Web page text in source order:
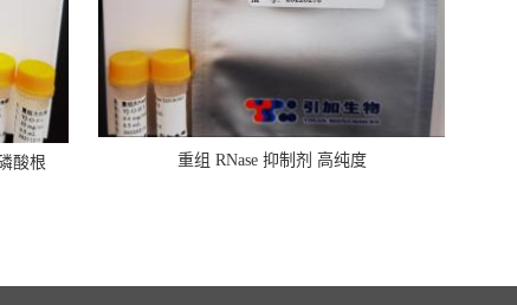
酸根 重组 RNase 抑制剂 高纯度